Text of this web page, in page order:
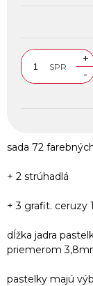
SPR
+
-
sada 72
+ 2 strúhadlá
+ 3 grafit. ceruzy
dĺžka jadra
priemerom
pastelky majú